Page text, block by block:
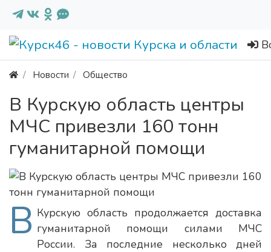
Новости Общество
В Курскую область центры
МЧС привезли 160 тонн
гуманитарной помощи
В Курскую область продолжается доставка
гуманитарной помощи силами МЧС
России. За последние несколько дней